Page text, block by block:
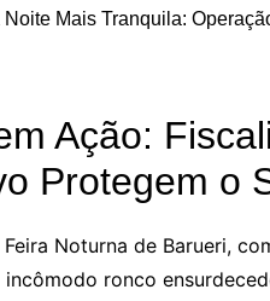
Ação:
Protegem o
Noturna de Barueri,
incômodo ronco